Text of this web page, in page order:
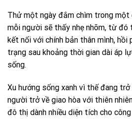
Thử một ngày đắm chìm trong một
mỗi người sẽ thấy nhẹ nhõm, từ
kết nối với chính bản thân mình, hồi
trạng sau khoảng thời gian dài áp
sống.
Xu hướng sống xanh vì thế đang
người trở về giao hòa với thiên
đô thị dành nhiều diện tích cho